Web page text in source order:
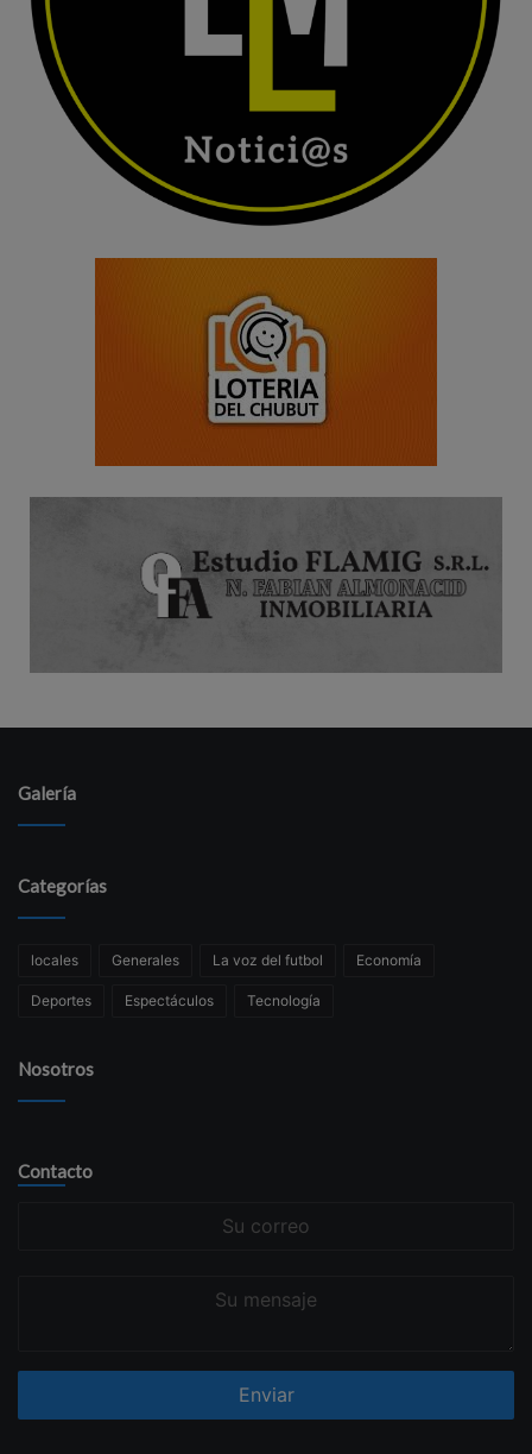
Galería
Categorías
locales Generales La voz del futbol Economía
Deportes Espectáculos Tecnología
Nosotros
Contacto